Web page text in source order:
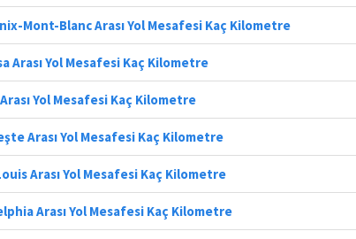
Mont-Blanc Arası Yol Mesafesi Kaç Kilometre
Arası Yol Mesafesi Kaç Kilometre
Yol Mesafesi Kaç Kilometre
Arası Yol Mesafesi Kaç Kilometre
Arası Yol Mesafesi Kaç Kilometre
Arası Yol Mesafesi Kaç Kilometre